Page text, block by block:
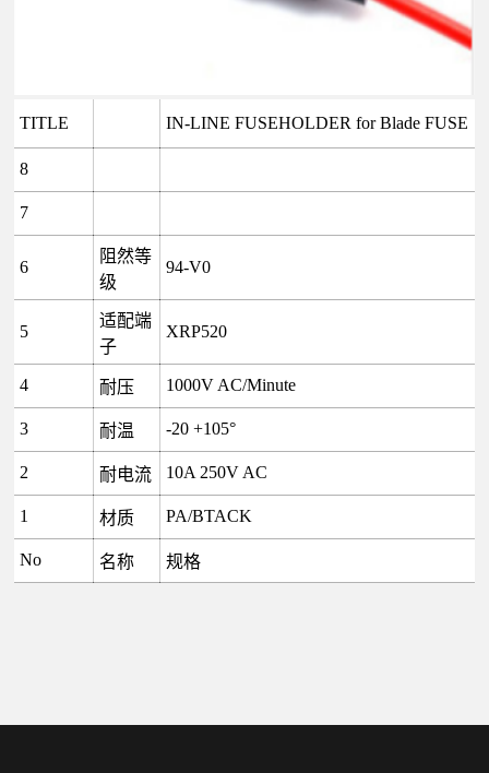
TITLE IN-LINE FUSEHOLDER for Blade FUSE
8
7
6
阻然等
级
94-V0
5
适配端
子
XRP520
4 耐压 1000V AC/Minute
3 耐温 -20 +105°
2 耐电流 10A 250V AC
1 材质 PA/BTACK
No 名称 规格